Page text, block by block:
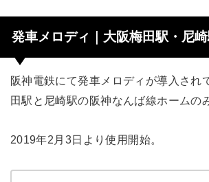
発車メロディ｜大阪梅田駅・尼
阪神電鉄にて発車メロディが導入され
田駅と尼崎駅の阪神なんば線ホームの
2019年2月3日より使用開始。